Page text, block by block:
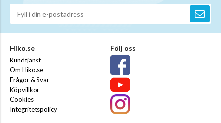
Hiko.se
Kundtjänst
Om Hiko.se
Frågor & Svar
Köpvillkor
Cookies
Integritetspolicy
Följ oss